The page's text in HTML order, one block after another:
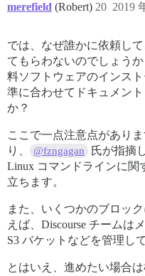
merefield (Robert) 2019
20
では、なぜ誰かに依頼し
てもらわないのでしょう
料ソフトウェアのインス
準に合わせてドキュメン
か？
ここで一点注意点があり
り、
@fzngagan
氏が指摘
Linux コマンドラインに関
立ちます。
また、いくつかのブロッ
えば、Discourse チームは
S3 バケットなどを管理し
とはいえ、進めたい場合